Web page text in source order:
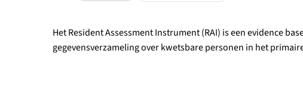
Het Resident Assessment Instrument (RAI) is een evidence
gegevensverzameling over kwetsbare personen in het